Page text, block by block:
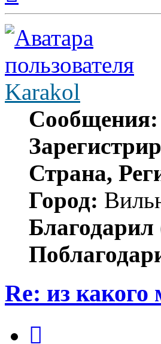
началу
Karakol
Сообщения:
Страна,
Город:
Благодарил
Re: из какого